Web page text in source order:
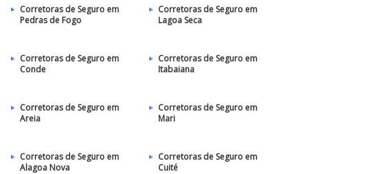
Corretoras de Seguro em
Pedras de Fogo
Corretoras de Seguro em
Lagoa Seca
Corretoras de Seguro em
Conde
Corretoras de Seguro em
Itabaiana
Corretoras de Seguro em
Areia
Corretoras de Seguro em
Mari
Corretoras de Seguro em
Alagoa Nova
Corretoras de Seguro em
Cuité